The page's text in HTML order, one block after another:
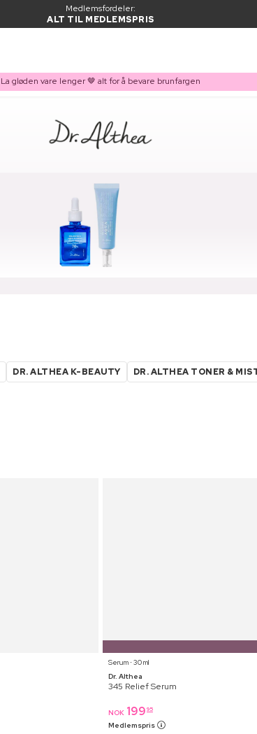
Medlemsfordeler:
ALT TIL MEDLEMSPRIS
La gløden vare lenger 🤎 alt for å bevare brunfargen
DR. ALTHEA K-BEAUTY DR. ALTHEA TONER &
Serum ⋅ 30 ml
Dr. Althea
345 Relief Serum
NOK 199 95
Medlemspris